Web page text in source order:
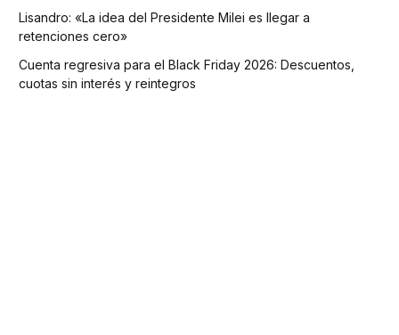
Lisandro: «La idea del Presidente Milei es llegar a
retenciones cero»
Cuenta regresiva para el Black Friday 2026: Descuentos,
cuotas sin interés y reintegros